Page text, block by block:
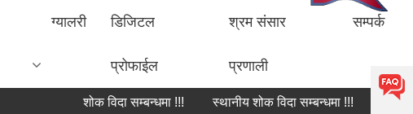
ग्यालरी डिजिटल
प्रोफाईल
श्रम संसार
प्रणाली
सम्पर्क
शोक विदा सम्बन्धमा !!! स्थानीय शोक विदा सम्बन्धमा !!! शोक